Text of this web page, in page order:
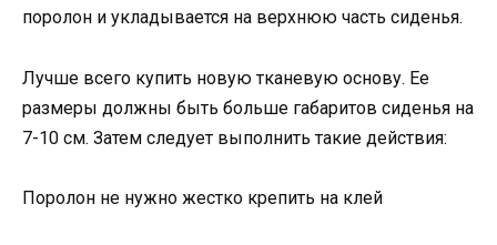
поролон и укладывается на верхнюю часть сиденья.
Лучше всего купить новую тканевую основу. Ее
размеры должны быть больше габаритов сиденья на
7-10 см. Затем следует выполнить такие действия:
Поролон не нужно жестко крепить на клей